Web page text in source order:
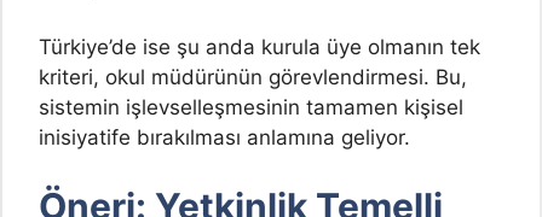
Türkiye’de ise şu anda kurula üye olmanın tek
kriteri, okul müdürünün görevlendirmesi. Bu,
sistemin işlevselleşmesinin tamamen kişisel
inisiyatife bırakılması anlamına geliyor.
Öneri: Yetkinlik Temelli